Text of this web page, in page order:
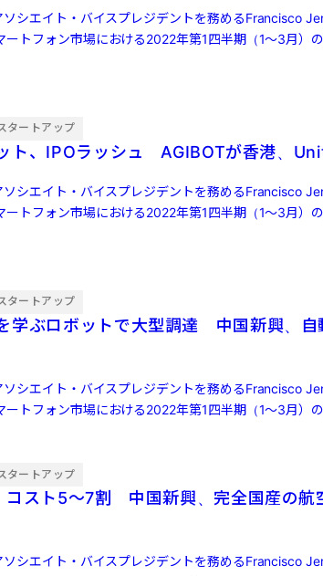
シエイト・バイスプレジデントを務めるFrancisco
ートフォン市場における2022年第1四半期（1～3月）
タートアップ
ト、IPOラッシュ AGIBOTが香港、
シエイト・バイスプレジデントを務めるFrancisco
ートフォン市場における2022年第1四半期（1～3月）
タートアップ
学ぶロボットで大型調達 中国新興、自
シエイト・バイスプレジデントを務めるFrancisco
ートフォン市場における2022年第1四半期（1～3月）
タートアップ
コスト5〜7割 中国新興、完全国産の航
シエイト・バイスプレジデントを務めるFrancisco